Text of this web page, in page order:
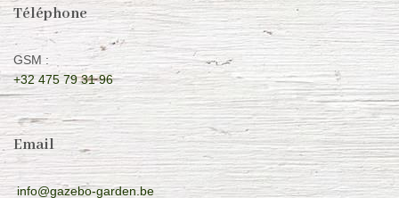
Téléphone
GSM :
+32 475 79 31 96
Email
info@gazebo-garden.be